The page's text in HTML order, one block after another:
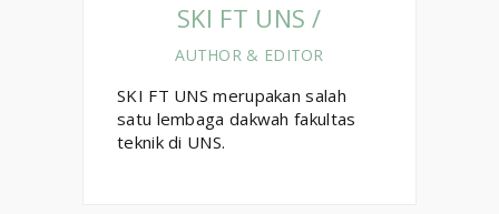
SKI FT UNS /
AUTHOR & EDITOR
SKI FT UNS merupakan salah
satu lembaga dakwah fakultas
teknik di UNS.